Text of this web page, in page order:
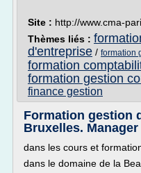
Site : http://www.cma-
Thèmes liés :
d'entreprise / formation
formation
formation gestion
finance gestion
Formation gestion
Bruxelles. Manager
dans les cours et
dans le domaine de la